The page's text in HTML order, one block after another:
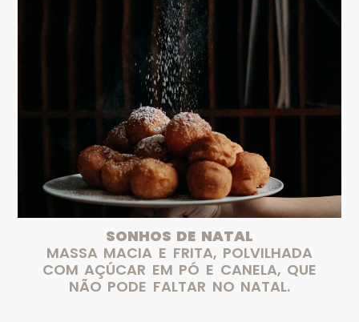
SONHOS DE NATAL
MASSA MACIA E FRITA, POLVILHADA
COM AÇÚCAR EM PÓ E CANELA, QUE
NÃO PODE FALTAR NO NATAL.